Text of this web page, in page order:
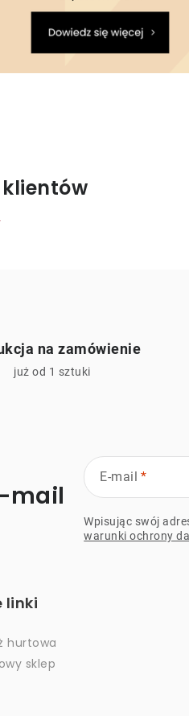
na zamówienie
już od 1 sztuki
mail
E-mail
Wpisując swój
warunki ochrony
linki
hurtowa
sklep